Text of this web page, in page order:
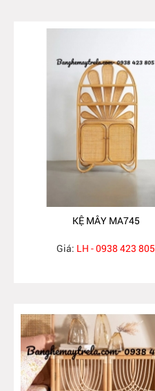
KỆ MÂY MA745
Giá: LH - 0938 423 805